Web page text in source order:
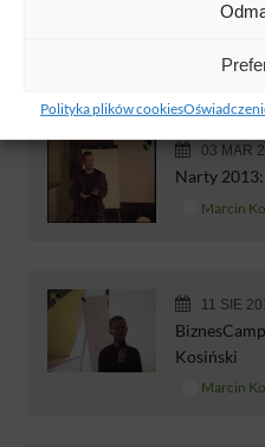
Polityka plików cookies
KP -
03 MAR
Narty
Marcin
11 SIE
Kosiński
Marcin